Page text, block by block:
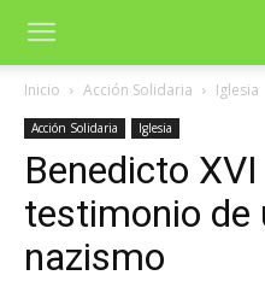
Inicio Acción Solidaria Iglesia
Acción Solidaria Iglesia
Benedicto
testimonio de
nazismo